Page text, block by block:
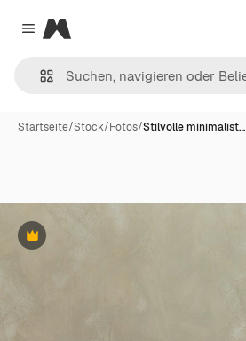
Close menu
Magnific
Startseite/Stock/Fotos/Stilvolle minimalist…
Premium